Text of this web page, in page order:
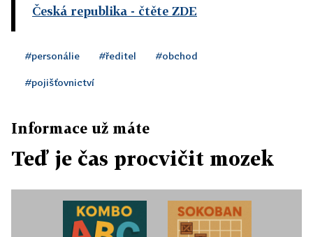
Česká republika - čtěte ZDE
#personálie #ředitel #obchod
#pojišťovnictví
Informace už máte
Teď je čas procvičit mozek